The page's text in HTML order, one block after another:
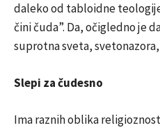
daleko od tabloidne
čini čuda”. Da, očigledno je
suprotna sveta,
Slepi za čudesno
Ima raznih oblika